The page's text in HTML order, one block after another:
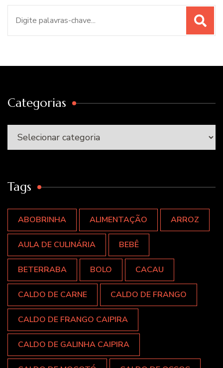
Categorias
Categorias
Tags
ABOBRINHA ALIMENTAÇÃO ARROZ
AULA DE CULINÁRIA BEBÊ
BETERRABA BOLO CACAU
CALDO DE CARNE CALDO DE FRANGO
CALDO DE FRANGO CAIPIRA
CALDO DE GALINHA CAIPIRA